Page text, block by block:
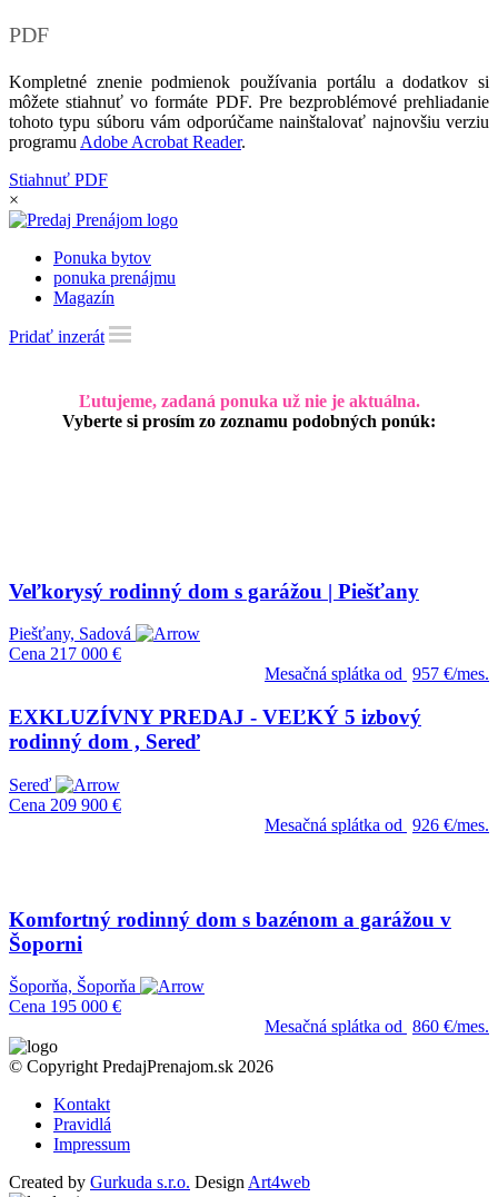
PDF
Kompletné znenie podmienok používania portálu a dodatkov si
môžete stiahnuť vo formáte PDF. Pre bezproblémové prehliadanie
tohoto typu súboru vám odporúčame nainštalovať najnovšiu verziu
programu Adobe Acrobat Reader.
Stiahnuť PDF
×
Ponuka bytov
ponuka prenájmu
Magazín
Pridať inzerát
Ľutujeme, zadaná ponuka už nie je aktuálna.
Vyberte si prosím zo zoznamu podobných ponúk:
Veľkorysý rodinný dom s garážou | Piešťany
Piešťany, Sadová
Cena 217 000 €
Mesačná splátka od 957 €/mes.
EXKLUZÍVNY PREDAJ - VEĽKÝ 5 izbový
rodinný dom , Sereď
Sereď
Cena 209 900 €
Mesačná splátka od 926 €/mes.
Komfortný rodinný dom s bazénom a garážou v
Šoporni
Šoporňa, Šoporňa
Cena 195 000 €
Mesačná splátka od 860 €/mes.
© Copyright PredajPrenajom.sk 2026
Kontakt
Pravidlá
Impressum
Created by Gurkuda s.r.o. Design Art4web